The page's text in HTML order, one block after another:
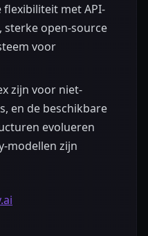
flexibiliteit met API-
sterke open-source
voor
zijn voor niet-
en de beschikbare
evolueren
modellen zijn